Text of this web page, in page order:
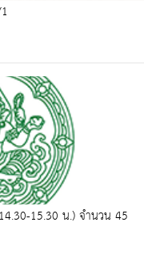
15.30 น.) จำนวน 45